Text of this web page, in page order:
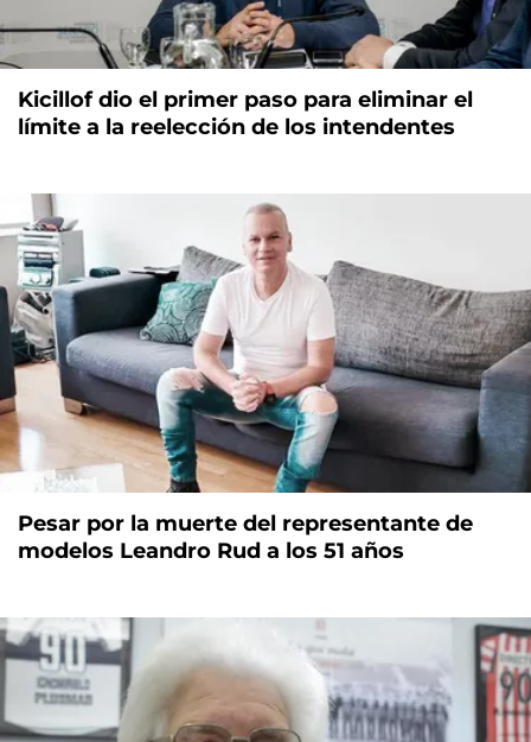
Kicillof dio el primer paso para eliminar el
límite a la reelección de los intendentes
Pesar por la muerte del representante de
modelos Leandro Rud a los 51 años